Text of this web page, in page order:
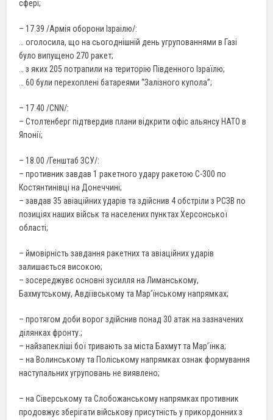
сфері;
– 17.39 /Армія оборони Ізраілю/:
… оголосила, що на сьогоднішній день угрупованнями в Газі
було випущено 270 ракет;
… з яких 205 потрапили на територію Південного Ізраїлю;
… 60 були перехоплені батареями “Залізного купола”;
– 17.40 /CNN/:
– Столтенберг підтвердив плани відкрити офіс альянсу НАТО в
Японії;
– 18.00 /Генштаб ЗСУ/:
– противник завдав 1 ракетного удару ракетою С-300 по
Костянтинівці на Донеччині;
– завдав 35 авіаційних ударів та здійснив 4 обстріли з РСЗВ по
позиціях наших військ та населених пунктах Херсонської
області;
– ймовірність завдання ракетних та авіаційних ударів
залишається високою;
– зосереджувє основні зусилля на Лиманському,
Бахмутському, Авдіївському та Мар’їнському напрямках;
– протягом доби ворог здійснив понад 30 атак на зазначених
ділянках фронту.;
– найзапекліші бої тривають за міста Бахмут та Мар’їнка;
– на Волинському та Поліському напрямках ознак формування
наступальних угруповань не виявлено;
– на Сіверському та Слобожанському напрямках противник
продовжує зберігати військову присутність у прикордонних з